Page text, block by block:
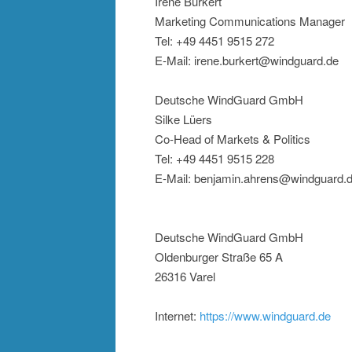
Marketing Communications Manager
Tel: +49 4451 9515 272
E-Mail: irene.burkert@windguard.de
Deutsche WindGuard GmbH
Silke Lüers
Co-Head of Markets & Politics
Tel: +49 4451 9515 228
E-Mail:
Deutsche WindGuard GmbH
Oldenburger Straße 65 A
26316 Varel
Internet: https://www.windguard.de